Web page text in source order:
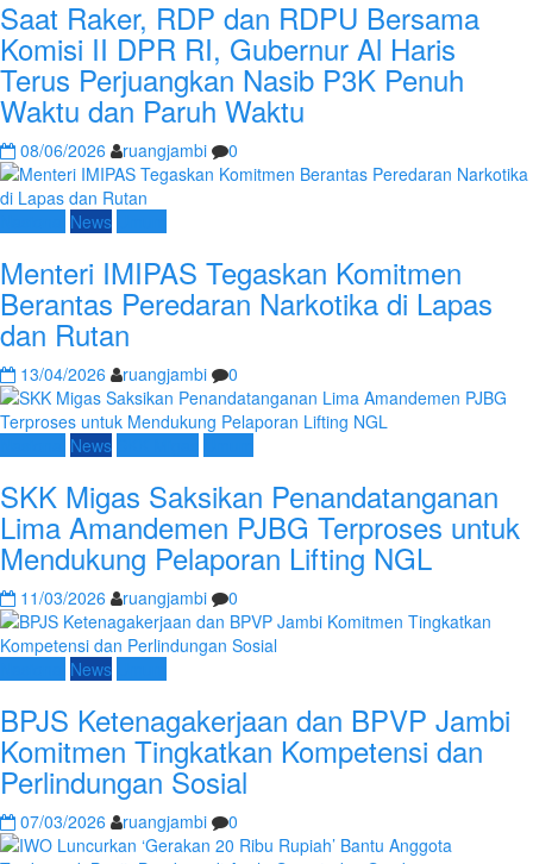
Saat Raker, RDP dan RDPU Bersama
Komisi II DPR RI, Gubernur Al Haris
Terus Perjuangkan Nasib P3K Penuh
Waktu dan Paruh Waktu
08/06/2026 ruangjambi 0
News
Menteri IMIPAS Tegaskan Komitmen
Berantas Peredaran Narkotika di Lapas
dan Rutan
13/04/2026 ruangjambi 0
News
SKK Migas Saksikan Penandatanganan
Lima Amandemen PJBG Terproses untuk
Mendukung Pelaporan Lifting NGL
11/03/2026 ruangjambi 0
News
BPJS Ketenagakerjaan dan BPVP Jambi
Komitmen Tingkatkan Kompetensi dan
Perlindungan Sosial
07/03/2026 ruangjambi 0